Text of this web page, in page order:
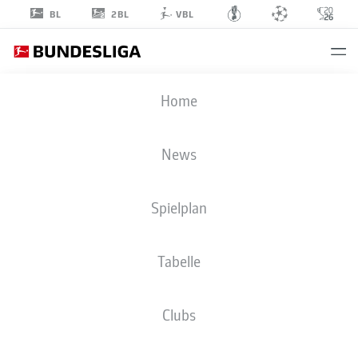
BL 2BL VBL
Home
News
Spielplan
Tabelle
Clubs